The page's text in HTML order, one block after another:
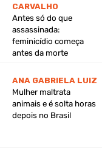
CARVALHO
Antes só do que
assassinada:
feminicídio começa
antes da morte
ANA GABRIELA LUIZ
Mulher maltrata
animais e é solta horas
depois no Brasil